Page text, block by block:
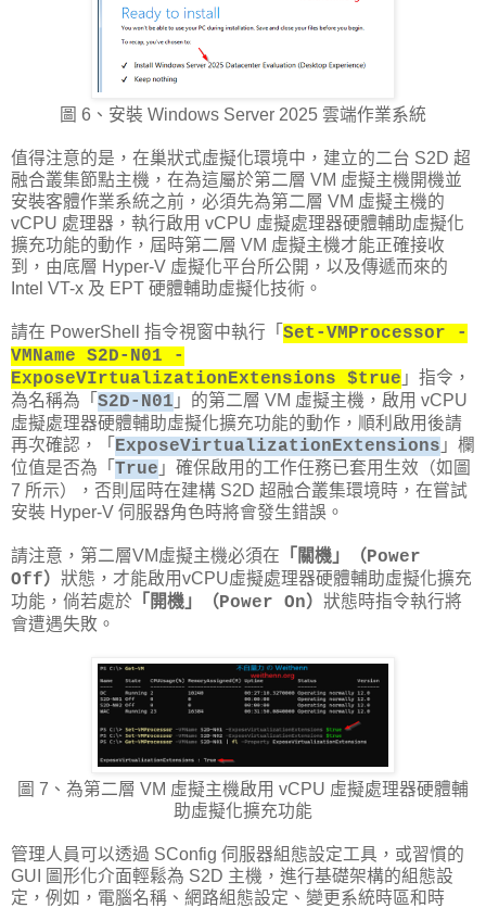
圖 6、安裝 Windows Server 2025 雲端作業系統
值得注意的是，在巢狀式虛擬化環境中，建立的二台 S2D 超
融合叢集節點主機，在為這屬於第二層 VM 虛擬主機開機並
安裝客體作業系統之前，必須先為第二層 VM 虛擬主機的
vCPU 處理器，執行啟用 vCPU 虛擬處理器硬體輔助虛擬化
擴充功能的動作，屆時第二層 VM 虛擬主機才能正確接收
到，由底層 Hyper-V 虛擬化平台所公開，以及傳遞而來的
Intel VT-x 及 EPT 硬體輔助虛擬化技術。
請在 PowerShell 指令視窗中執行「 Set-VMProcessor -
VMName S2D-N01 -
ExposeVIrtualizationExtensions $true 」指令，
為名稱為「 S2D-N01 」的第二層 VM 虛擬主機，啟用 vCPU
虛擬處理器硬體輔助虛擬化擴充功能的動作，順利啟用後請
再次確認，「 ExposeVirtualizationExtensions 」欄
位值是否為「 True 」確保啟用的工作任務已套用生效（如圖
7 所示），否則屆時在建構 S2D 超融合叢集環境時，在嘗試
安裝 Hyper-V 伺服器角色時將會發生錯誤。
請注意，第二層VM虛擬主機必須在 「關機」（Power
Off） 狀態，才能啟用vCPU虛擬處理器硬體輔助虛擬化擴充
功能，倘若處於 「開機」（Power On） 狀態時指令執行將
會遭遇失敗。
圖 7、為第二層 VM 虛擬主機啟用 vCPU 虛擬處理器硬體輔
助虛擬化擴充功能
管理人員可以透過 SConfig 伺服器組態設定工具，或習慣的
GUI 圖形化介面輕鬆為 S2D 主機，進行基礎架構的組態設
定，例如，電腦名稱、網路組態設定、變更系統時區和時